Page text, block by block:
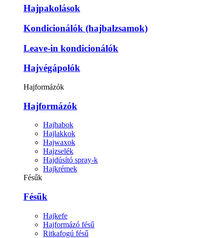
Hajpakolások
Kondicionálók (hajbalzsamok)
Leave-in kondicionálók
Hajvégápolók
Hajformázók
Hajformázók
Hajhabok
Hajlakkok
Hajwaxok
Hajzselék
Hajdúsító spray-k
Hajkrémek
Fésűk
Fésűk
Hajkefe
Hajformázó fésű
Ritkafogú fésű